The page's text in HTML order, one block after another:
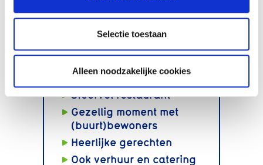
Selectie toestaan
Alleen noodzakelijke cookies
(035) 6 924 924 of
ons
Sfeervol restaurant
Gezellig moment met
(buurt)bewoners
Heerlijke gerechten
Ook verhuur en catering